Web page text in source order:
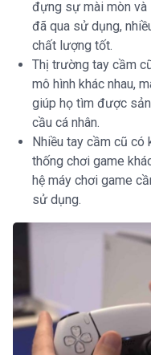
đựng sự mài mòn và
đã qua sử dụng,
chất lượng tốt.
Thị trường tay cầm
mô hình khác nhau,
giúp họ tìm được
cầu cá nhân.
Nhiều tay cầm cũ có
thống chơi game
hệ máy chơi game
sử dụng.